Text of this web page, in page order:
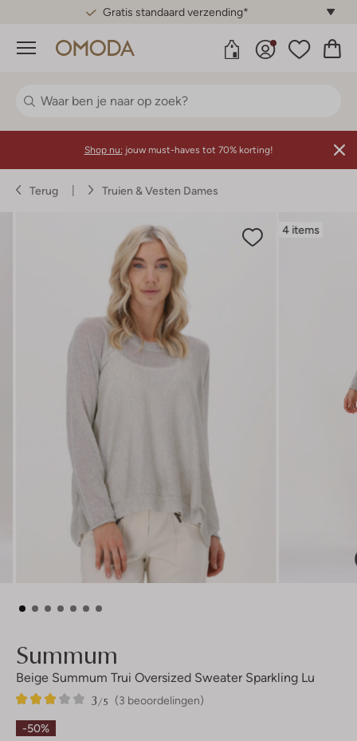
Gratis standaard verzending*
Menu
Shop nu: jouw must-haves tot 70% korting!
Terug Truien & Vesten Dames
4 items
Summum
Beige Summum Trui Oversized Sweater Sparkling Lu
(3 beoordelingen)
3/5
3
3
Sterren
-50%